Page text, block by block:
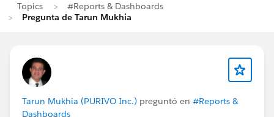
Topics
#Reports & Dashboards
Pregunta de Tarun Mukhia
Tarun Mukhia (PURIVO Inc.) preguntó en #Reports &
Dashboards